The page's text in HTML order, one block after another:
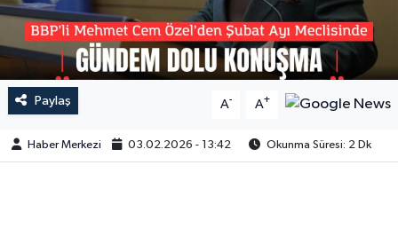
Paylaş A- A+
Haber Merkezi 03.02.2026 - 13:42 Okunma Süresi: 2 Dk